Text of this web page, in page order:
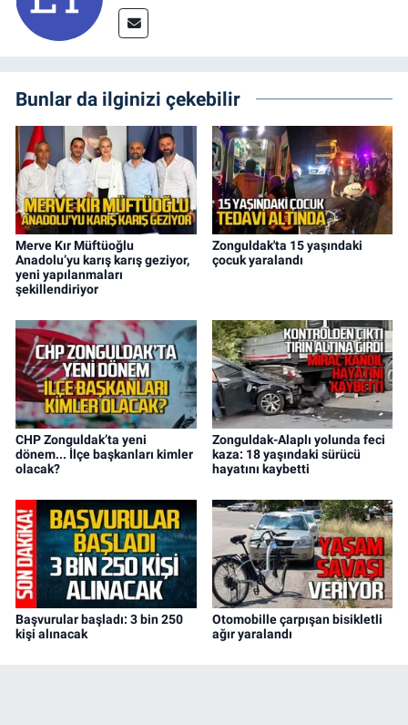
Bunlar da ilginizi çekebilir
Merve Kır Müftüoğlu
Anadolu’yu karış karış geziyor,
yeni yapılanmaları
şekillendiriyor
Zonguldak'ta 15 yaşındaki
çocuk yaralandı
CHP Zonguldak’ta yeni
dönem... İlçe başkanları kimler
olacak?
Zonguldak-Alaplı yolunda feci
kaza: 18 yaşındaki sürücü
hayatını kaybetti
Başvurular başladı: 3 bin 250
kişi alınacak
Otomobille çarpışan bisikletli
ağır yaralandı